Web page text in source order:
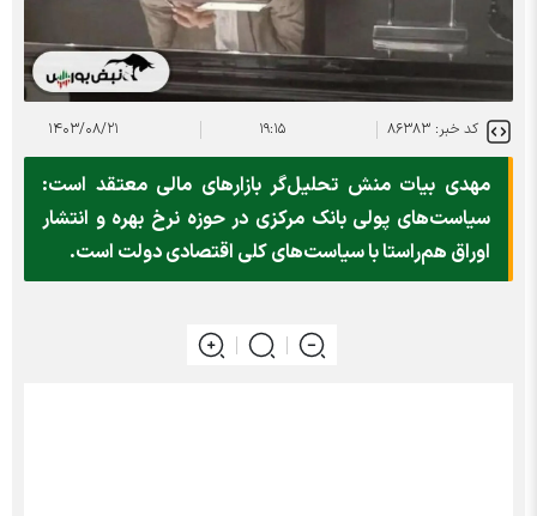
کد خبر: ۸۶۳۸۳ ۱۹:۱۵ ۱۴۰۳/۰۸/۲۱
مهدی بیات منش تحلیل‌گر بازارهای مالی معتقد است:
سیاست‌های پولی بانک مرکزی در حوزه نرخ بهره و انتشار
اوراق هم‌راستا با سیاست‌های کلی اقتصادی دولت است.